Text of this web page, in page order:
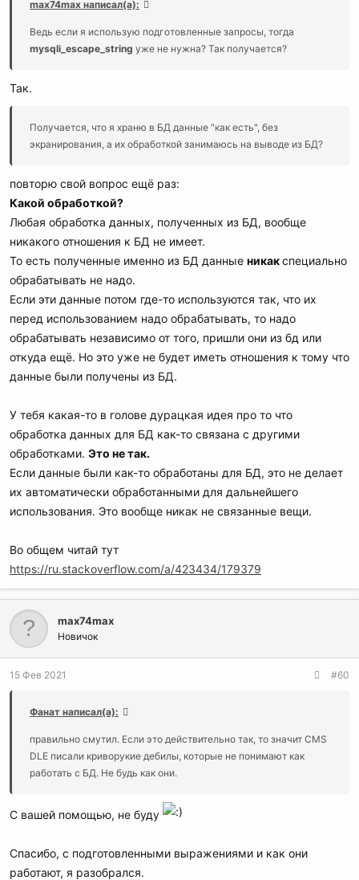
max74max написал(а):
Ведь если я использую подготовленные запросы, тогда
mysqli_escape_string уже не нужна? Так получается?
Так.
Получается, что я храню в БД данные "как есть", без
экранирования, а их обработкой занимаюсь на выводе из БД?
повторю свой вопрос ещё раз:
Какой обработкой?
Любая обработка данных, полученных из БД, вообще
никакого отношения к БД не имеет.
То есть полученные именно из БД данные никакспециально
обрабатывать не надо.
Если эти данные потом где-то используются так, что их
перед использованием надо обрабатывать, то надо
обрабатывать независимо от того, пришли они из бд или
откуда ещё. Но это уже не будет иметь отношения к тому что
данные были получены из БД.
У тебя какая-то в голове дурацкая идея про то что
обработка данных для БД как-то связана с другими
обработками. Это не так.
Если данные были как-то обработаны для БД, это не делает
их автоматически обработанными для дальнейшего
использования. Это вообще никак не связанные вещи.
Во общем читай тут
https://ru.stackoverflow.com/a/423434/179379
max74max
Новичок
15 Фев 2021 #60
Фанат написал(а):
правильно смутил. Если это действительно так, то значит CMS
DLE писали криворукие дебилы, которые не понимают как
работать с БД. Не будь как они.
С вашей помощью, не буду
Спасибо, с подготовленными выражениями и как они
работают, я разобрался.